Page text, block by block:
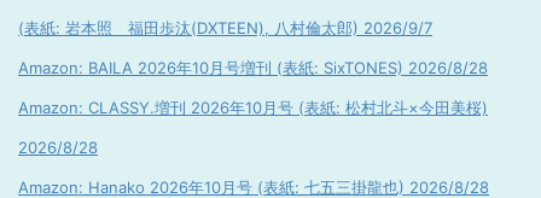
(表紙: 岩本照 福田歩汰(DXTEEN), 八村倫太郎) 2026/9/7
Amazon: BAILA 2026年10月号増刊 (表紙: SixTONES) 2026/8/28
Amazon: CLASSY.増刊 2026年10月号 (表紙: 松村北斗×今田美桜)
2026/8/28
Amazon: Hanako 2026年10月号 (表紙: 七五三掛龍也) 2026/8/28